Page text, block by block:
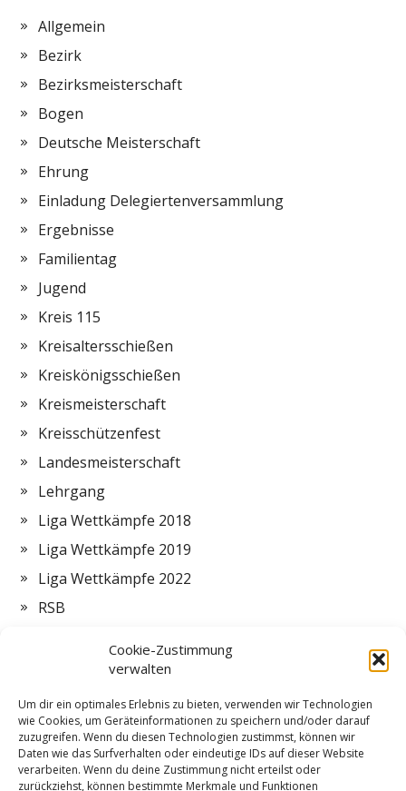
Cookie-Zustimmung
verwalten
Um dir ein optimales Erlebnis zu bieten, verwenden wir Technologien
wie Cookies, um Geräteinformationen zu speichern und/oder darauf
zuzugreifen. Wenn du diesen Technologien zustimmst, können wir
Daten wie das Surfverhalten oder eindeutige IDs auf dieser Website
verarbeiten. Wenn du deine Zustimmung nicht erteilst oder
zurückziehst, können bestimmte Merkmale und Funktionen
Allgemein
Bezirk
Bezirksmeisterschaft
Bogen
Deutsche Meisterschaft
Ehrung
Einladung Delegiertenversammlung
Ergebnisse
Familientag
Jugend
Kreis 115
Kreisaltersschießen
Kreiskönigsschießen
Kreismeisterschaft
Kreisschützenfest
Landesmeisterschaft
Lehrgang
Liga Wettkämpfe 2018
Liga Wettkämpfe 2019
Liga Wettkämpfe 2022
RSB
Zeltlager
ZMI